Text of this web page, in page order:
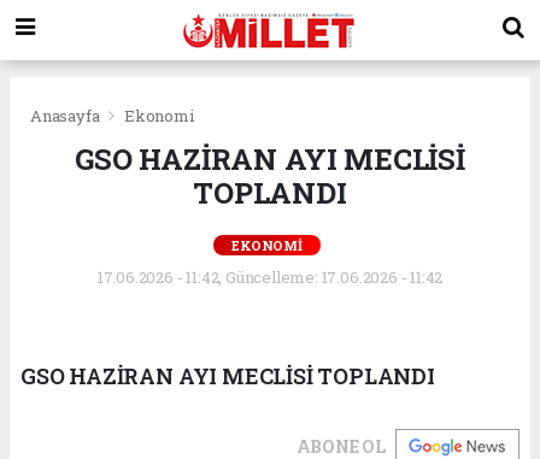
Anasayfa Ekonomi
GSO HAZİRAN AYI MECLİSİ
TOPLANDI
EKONOMI
17.06.2026 - 11:42, Güncelleme: 17.06.2026 - 11:42
GSO HAZİRAN AYI MECLİSİ TOPLANDI
ABONE OL